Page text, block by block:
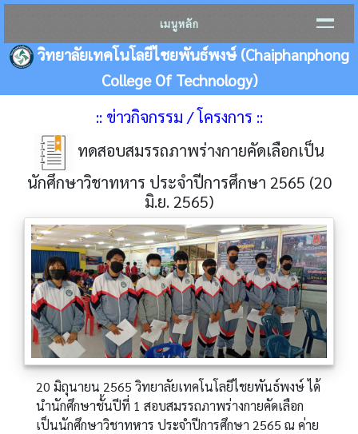
เมนูหลัก
วิทยาลัยเทคโนโลยีไชยพันธ์พงษ์ (Chaiphanphong
College Of Technology)
:: ข่าวกิจกรรม / โครงการ ::
ทดสอบสมรรถภาพร่างกายคัดเลือกเป็น
นักศึกษาวิชาทหาร ประจำปีการศึกษา 2565 (20
มิ.ย. 2565)
20 มิถุนายน 2565 วิทยาลัยเทคโนโลยีไชยพันธ์พงษ์ ได้
นำนักศึกษาชั้นปีที่ 1 สอบสมรรถภาพร่างกายคัดเลือก
เป็นนักศึกษาวิชาทหาร ประจำปีการศึกษา 2565 ณ ค่าย